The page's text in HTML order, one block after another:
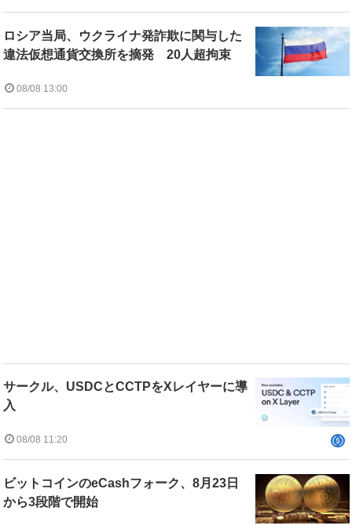
ロシア当局、ウクライナ発詐欺に関与した
違法仮想通貨交換所を摘発 20人超拘束
08/08 13:00
サークル、USDCとCCTPをXレイヤーに導
入
08/08 11:20
ビットコインのeCashフォーク、8月23日
から3段階で開始